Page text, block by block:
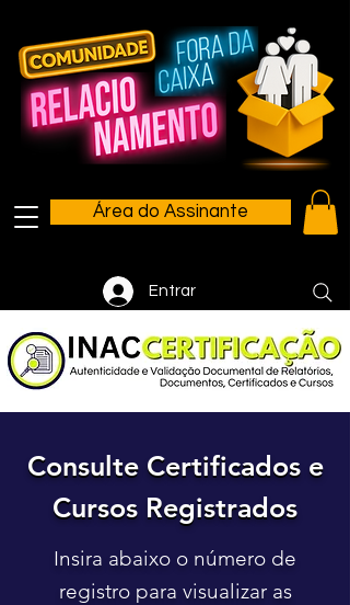
Área do Assinante
Entrar
Consulte Certificados e
Cursos Registrados
Consulte Certificados e
Cursos Registrados
Insira abaixo o número de
registro para visualizar as